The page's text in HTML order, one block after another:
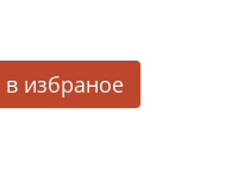
избраное